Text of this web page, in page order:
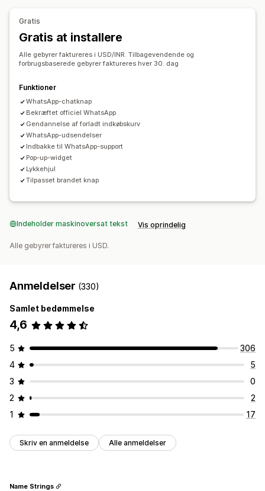
Visningsindstillinger
Tilpassede rabatkoder
Udløsere Skabeloner
Rabatter Hilsner Produktanbefalinger Hurtige svar
Mersalg
Tilpasning
Farve og skrifttype Chatvindue
Velkomsthilsner
Chatknapper
Chatflows
Gratis
Gratis at installere
Alle gebyrer faktureres i USD/INR. Tilbagevendende og
forbrugsbaserede gebyrer faktureres hver 30. dag
Funktioner
WhatsApp-chatknap
Bekræftet officiel WhatsApp
Gendannelse af forladt indkøbskurv
WhatsApp-udsendelser
Indbakke til WhatsApp-support
Pop-up-widget
Lykkehjul
Tilpasset brandet knap
Indeholder maskinoversat tekst Vis oprindelig
Alle gebyrer faktureres i USD.
Anmeldelser (330)
Samlet bedømmelse
4,6
5
306
4
5
3
0
2
2
1
17
Skriv en anmeldelse Alle anmeldelser
Name Strings